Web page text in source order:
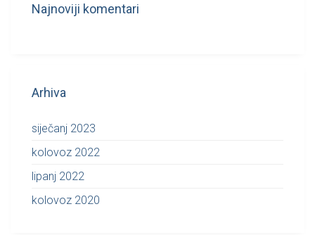
Najnoviji komentari
Arhiva
siječanj 2023
kolovoz 2022
lipanj 2022
kolovoz 2020